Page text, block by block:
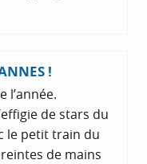
!
l’année.
de stars du
le petit train du
de mains